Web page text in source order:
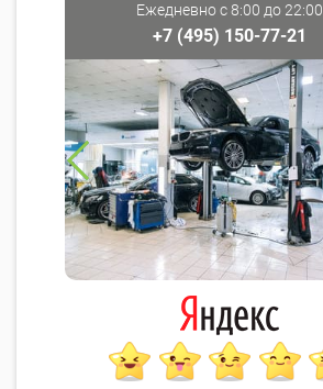
Ежедневно с 8:00 до 22:00
+7 (495) 150-77-21